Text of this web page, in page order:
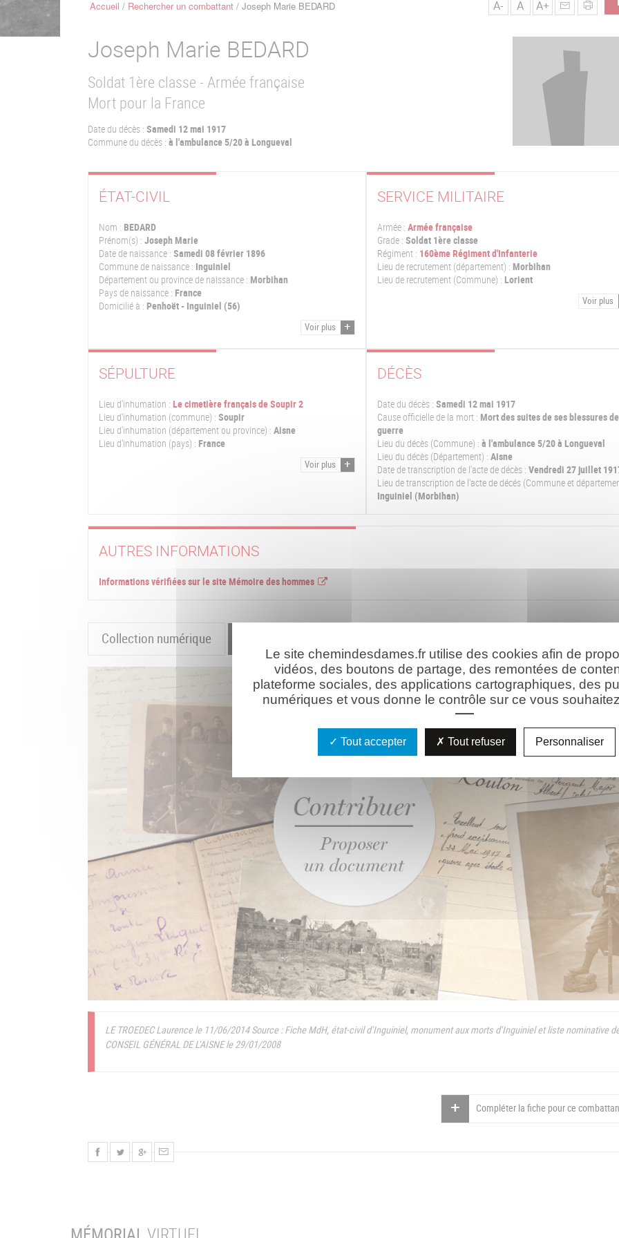
FilAccueil Rechercher un combattant Joseph Marie BEDARD A- A A+
Joseph Marie BEDARD
Soldat 1ère classe - Armée française
Mort pour la France
Date du décès : Samedi 12 mai 1917
Commune du décès : à l'ambulance 5/20 à Longueval
ÉTAT-CIVIL
Nom : BEDARD
Prénom(s) : Joseph Marie
Date de naissance : Samedi 08 février 1896
Commune de naissance : Inguiniel
Département ou province de naissance : Morbihan
Pays de naissance : France
Domicilié à : Penhoët - Inguiniel (56)
Voir plus
SERVICE MILITAIRE
Armée : Armée française
Grade : Soldat 1ère classe
Régiment : 160ème Régiment d'Infanterie
Lieu de recrutement (département) : Morbihan
Lieu de recrutement (Commune) : Lorient
Voir plus
SÉPULTURE
Lieu d'inhumation : Le cimetière français de Soupir 2
Lieu d'inhumation (commune) : Soupir
Lieu d'inhumation (département ou province) : Aisne
Lieu d'inhumation (pays) : France
Voir plus
DÉCÈS
Date du décès : Samedi 12 mai 1917
Cause officielle de la mort : Mort des suites de ses blessures de
guerre
Lieu du décès (Commune) : à l'ambulance 5/20 à Longueval
Lieu du décès (Département) : Aisne
Date de transcription de l'acte de décès : Vendredi 27 juillet
Lieu de transcription de l'acte de décés (Commune et
Inguiniel (Morbihan)
AUTRES INFORMATIONS
Informations vérifiées sur le site Mémoire des hommes
Collection numérique
LE TROEDEC Laurence le 11/06/2014Source : Fiche MdH, état-civil d'Inguiniel, monument aux morts d'Inguiniel et liste nominative
CONSEIL GÉNÉRAL DE L'AISNE le 29/01/2008
Compléter la fiche pour ce
Le site chemindesdames.fr utilise des cookies afin de
vidéos, des boutons de partage, des remontées de
plateforme sociales, des applications cartographiques, des
numériques et vous donne le contrôle sur ce vous
Tout accepter Tout refuser Personnaliser